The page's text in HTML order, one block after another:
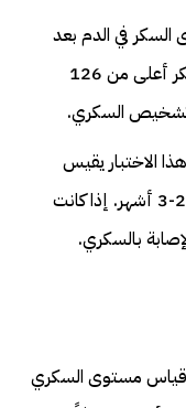
في الدم بعد
صيام لمدة 8 ساعات. إذا كان مستوى السكر أعلى من 126
تشخيص السكري.
هذا الاختبار يقيس
متوسط مستويات السكر في الدم خلال آخر 2-3 أشهر. إذا كانت
من النوع 1، يجب قياس مستوى السكري